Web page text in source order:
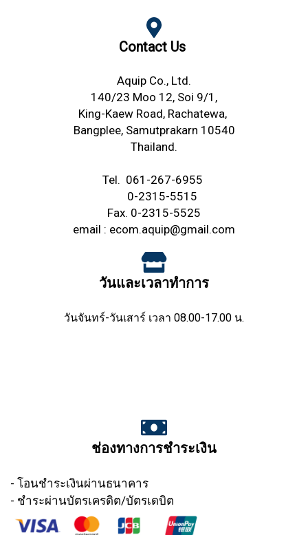
Contact Us
Aquip Co., Ltd.
140/23 Moo 12, Soi 9/1,
King-Kaew Road, Rachatewa,
Bangplee, Samutprakarn 10540
Thailand.
Tel. 061-267-6955
0-2315-5515
Fax. 0-2315-5525
email : ecom.aquip@gmail.com
วันและเวลาทำการ
วันจันทร์-วันเสาร์ เวลา 08.00-17.00 น.
ช่องทางการชำระเงิน
- โอนชำระเงินผ่านธนาคาร
- ชำระผ่านบัตรเครดิต/บัตรเดบิต